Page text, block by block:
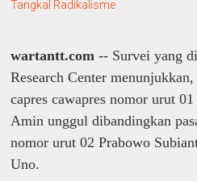
Tangkal Radikalisme
wartantt.com -- Survei yang
Research Center
capres cawapres nomor urut
Amin unggul dibandingkan
nomor urut 02 Prabowo
Uno.